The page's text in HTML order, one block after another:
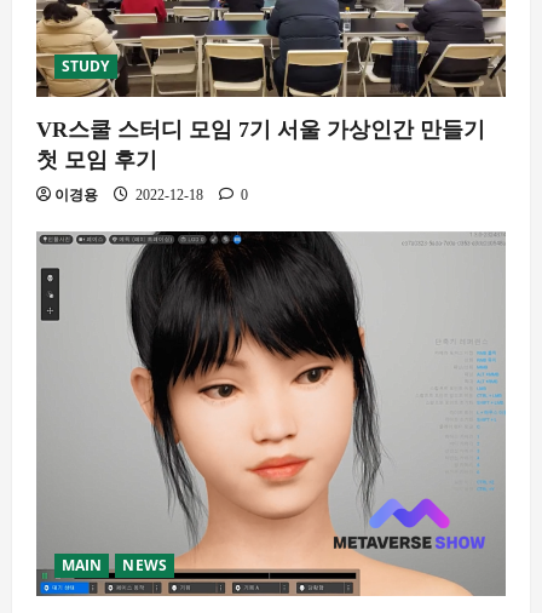
STUDY
VR스쿨 스터디 모임 7기 서울 가상인간 만들기
첫 모임 후기
이경용 2022-12-18 0
MAIN NEWS